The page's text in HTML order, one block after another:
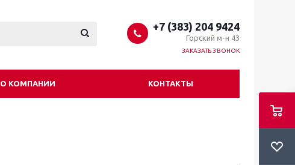
+7 (383) 204 9424
Горский м-н 43
ЗАКАЗАТЬ ЗВОНОК
О КОМПАНИИ КОНТАКТЫ